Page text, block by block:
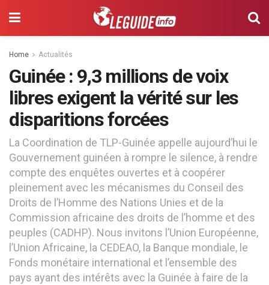
Home Actualités
Guinée : 9,3 millions de voix
libres exigent la vérité sur les
disparitions forcées
La Coordination de TLP-Guinée appelle aujourd’hui le
Gouvernement guinéen à rompre le silence, à rendre
compte des enquêtes ouvertes et à coopérer
pleinement avec les mécanismes du Conseil des
Droits de l’Homme des Nations Unies et de la
Commission africaine des droits de l’homme et des
peuples (CADHP). Nous invitons l’Union Européenne,
l’Union Africaine, la CEDEAO, la Banque mondiale, le
Fonds monétaire international et l’ensemble des
pays ayant des intérêts avec la Guinée à faire de la